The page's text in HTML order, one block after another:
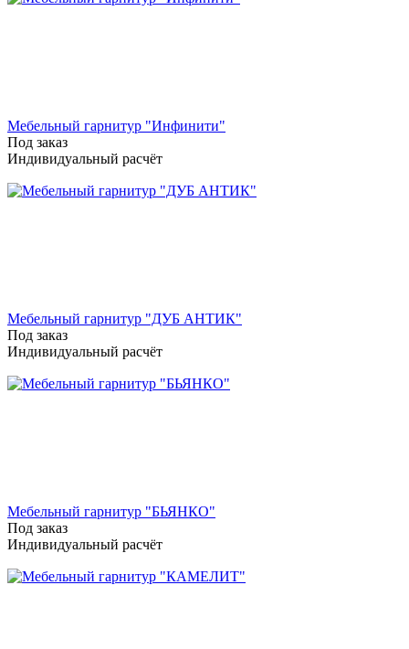
Мебельный гарнитур "Инфинити"
Под заказ
Индивидуальный расчёт
Мебельный гарнитур "ДУБ АНТИК"
Под заказ
Индивидуальный расчёт
Мебельный гарнитур "БЬЯНКО"
Под заказ
Индивидуальный расчёт